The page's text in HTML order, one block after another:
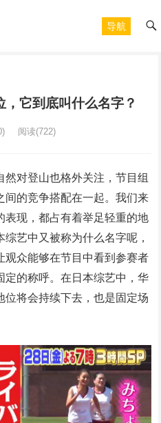
导航
它到底叫什么名字？
阅读(722)
对登山也格外关注，节目组
间的竞争搭配在一起。我们来
表现，都占有着举足轻重的地
艺中又被称为什么名字呢，
观众能够在节目中看到参赛者
定的称呼。在日本综艺中，华
位将会持续下去，也是固定场